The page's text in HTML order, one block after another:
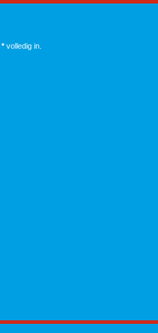
*volledig in.